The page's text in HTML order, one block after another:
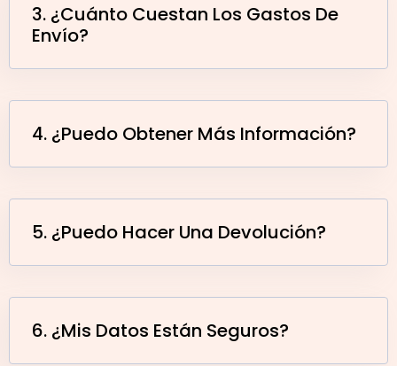
3. ¿Cuánto Cuestan Los Gastos De
Envío?
4. ¿Puedo Obtener Más Información?
5. ¿Puedo Hacer Una Devolución?
6. ¿Mis Datos Están Seguros?